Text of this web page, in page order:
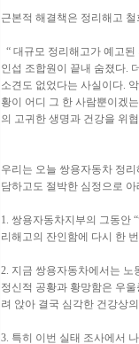
근본적 해결책은 정리해고
“ 대규모 정리해고가 예고
인섭 조합원이 끝내 숨졌다.
소견도 없었다는 사실이다.
황이 어디 그 한 사람뿐이겠
의 고귀한 생명과 건강을 위
우리는 오늘 쌍용자동차 정
담하고도 절박한 심정으로
1. 쌍용자동차지부의 그동안
리해고의 잔인함에 다시 한
2. 지금 쌍용자동차에서는
정신적 공황과 황망함은 우
려 앉아 결국 심각한 건강상
3. 특히 이번 실태 조사에서